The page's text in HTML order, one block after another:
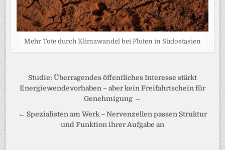
Mehr Tote durch Klimawandel bei Fluten in Südostasien
Beitragsnavigation
Studie: Überragendes öffentliches Interesse stärkt
Energiewendevorhaben – aber kein Freifahrtschein für
Genehmigung →
← Spezialisten am Werk – Nervenzellen passen Struktur
und Funktion ihrer Aufgabe an